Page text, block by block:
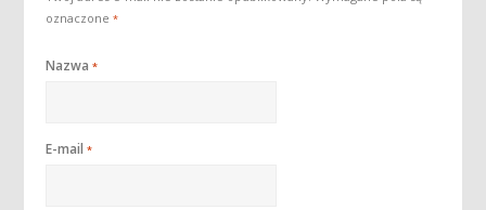
oznaczone*
Nazwa*
E-mail*